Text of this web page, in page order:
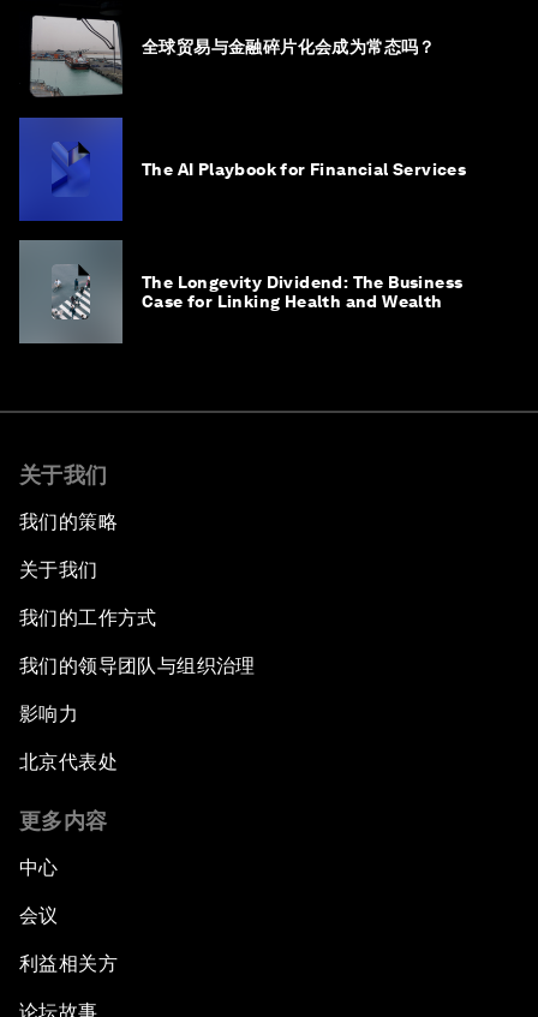
全球贸易与金融碎片化会成为常态吗？
The AI Playbook for Financial Services
The Longevity Dividend: The Business
Case for Linking Health and Wealth
关于我们
我们的策略
关于我们
我们的工作方式
我们的领导团队与组织治理
影响力
北京代表处
更多内容
中心
会议
利益相关方
论坛故事